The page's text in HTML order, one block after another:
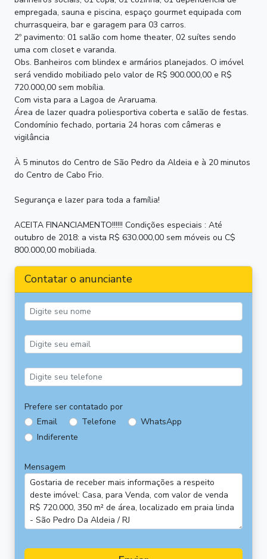
empregada, sauna e piscina, espaço gourmet equipada com
churrasqueira, bar e garagem para 03 carros.
2º pavimento: 01 salão com home theater, 02 suítes sendo
uma com closet e varanda.
Obs. Banheiros com blindex e armários planejados. O imóvel
será vendido mobiliado pelo valor de R$ 900.000,00 e R$
720.000,00 sem mobília.
Com vista para a Lagoa de Araruama.
Área de lazer quadra poliesportiva coberta e salão de festas.
Condomínio fechado, portaria 24 horas com câmeras e
vigilância
À 5 minutos do Centro de São Pedro da Aldeia e à 20 minutos
do Centro de Cabo Frio.
Segurança e lazer para toda a família!
ACEITA FINANCIAMENTO!!!!!! Condições especiais : Até
outubro de 2018: a vista R$ 630.000,00 sem móveis ou C$
800.000,00 mobiliada.
Contatar o anunciante
Prefere ser contatado por
Email
Telefone
WhatsApp
Indiferente
Mensagem